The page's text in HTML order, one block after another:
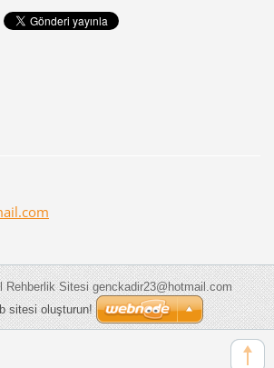
ail.com
Rehberlik Sitesi genckadir23@hotmail.com
sitesi oluşturun!